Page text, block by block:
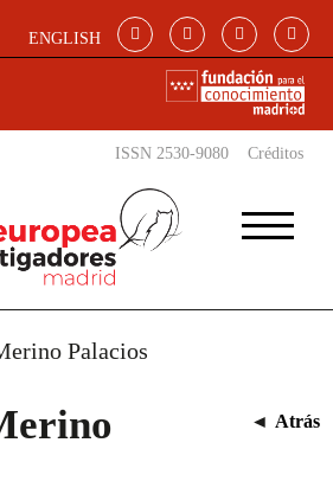
ENGLISH
ISSN 2530-9080 Créditos
Palacios
◄ Atrás